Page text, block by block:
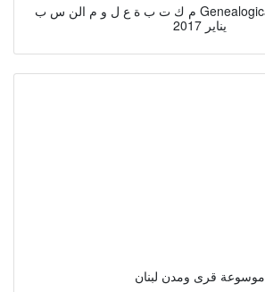
م ك ت ب ة ع ل و م الن س ب Genealogical Library Science
يناير 2017
موسوعة قرى ومدن لبنان